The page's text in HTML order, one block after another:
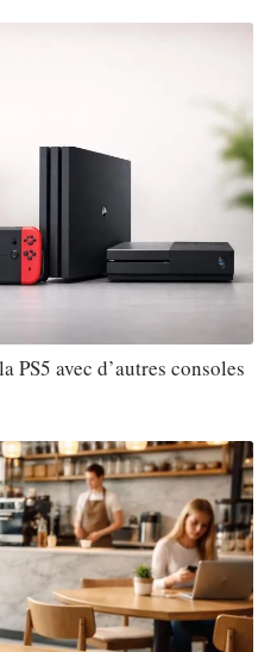
PS5 avec d’autres consoles